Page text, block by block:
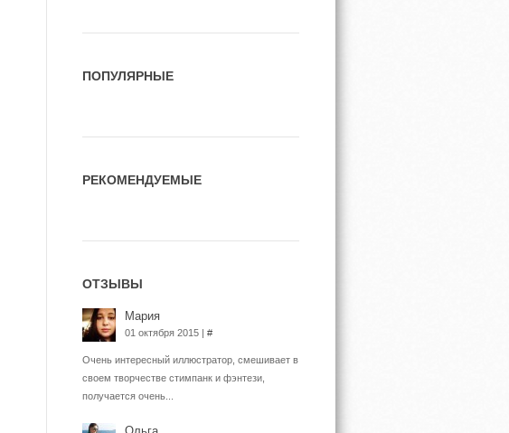
ПОПУЛЯРНЫЕ
РЕКОМЕНДУЕМЫЕ
ОТЗЫВЫ
Мария
01 октября 2015 | #
Очень интересный иллюстратор, смешивает в
своем творчестве стимпанк и фэнтези,
получается очень...